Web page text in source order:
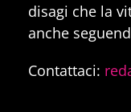
disagi che la
anche
Contattaci: